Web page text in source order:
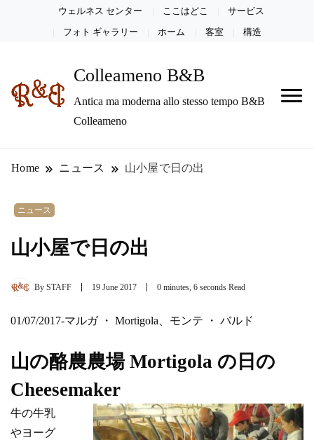
ウェルネス センター ここはどこ サービス
フォト ギャラリー ホーム 客室 構造
Colleameno B&B
Antica ma moderna allo stesso tempo B&B
Colleameno
Home ニュース 山小屋で日の出
ニュース
山小屋で日の出
By STAFF 19 June 2017 0 minutes, 6 seconds Read
01/07/2017-マルガ ・ Mortigola、モンテ ・ バルド
山の酪農農場 Mortigola の日の
Cheesemaker
牛の牛乳
やヨーグ